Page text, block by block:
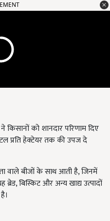
को शानदार परिणाम दिए
प्रति हेक्टेयर तक की उपज दे
वाले बीजों के साथ आती है, जिनमें
ब्रेड, बिस्किट और अन्य खाद्य उत्पादों